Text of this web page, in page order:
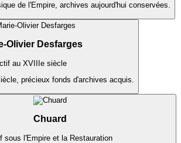
de l'Empire, archives aujourd'hui conservées.
Olivier Desfarges
au XVIIIe siècle
précieux fonds d'archives acquis.
Chuard
sous l'Empire et la Restauration